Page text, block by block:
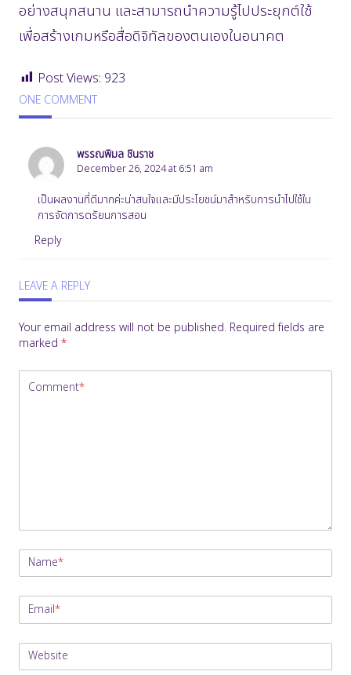
อย่างสนุกสนาน และสามารถนำความรู้ไปประยุกต์ใช้
เพื่อสร้างเกมหรือสื่อดิจิทัลของตนเองในอนาคต
Post Views: 923
ONE COMMENT
พรรณพิมล​ ชินราช
December 26, 2024 at 6:51 am
เป็นผลงานที่ดีมากค่ะน่าสนใจและมีประโยชน์มาสำหรับการนำไปใช้ใน
การจัดการดรัยนการสอน
Reply
LEAVE A REPLY
Your email address will not be published. Required fields are
marked *
Comment*
Name*
Email*
Website